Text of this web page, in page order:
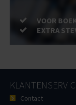
VOOR
EXTRA
Contact